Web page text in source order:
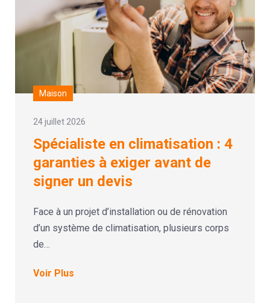
Maison
24 juillet 2026
Spécialiste en climatisation : 4
garanties à exiger avant de
signer un devis
Face à un projet d’installation ou de rénovation
d’un système de climatisation, plusieurs corps
de…
Voir Plus